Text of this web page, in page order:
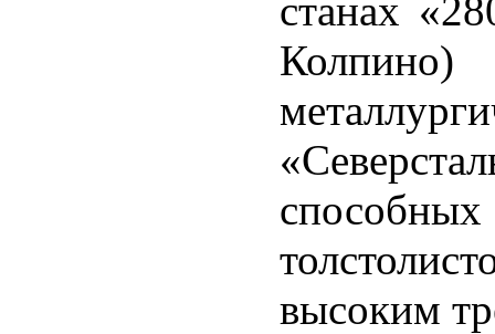
станах
высоким